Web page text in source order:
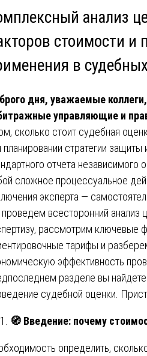
анализ
стоимости и
в
дня, уважаемые
управляющие и
сколько стоит судебная
планировании стратегии
отчета
сложное процессуальное
эксперта —
всесторонний анализ
рассмотрим
тарифы и
эффективность
разделе вы
судебной оценки.
🧭 Введение: почему
определить,